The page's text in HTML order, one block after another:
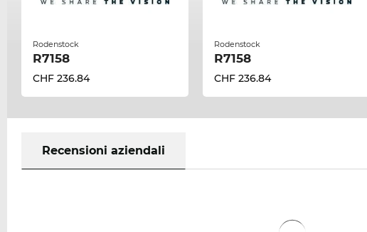
Rodenstock
R7158
CHF 236.84
Rodenstock
R7158
CHF 236.84
Recensioni aziendali